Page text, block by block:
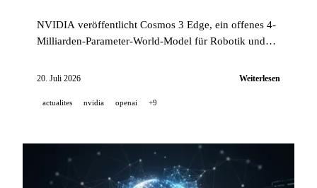
NVIDIA veröffentlicht Cosmos 3 Edge, ein offenes 4-
Milliarden-Parameter-World-Model für Robotik und
Sicherheitsrisiken von Modellen mit langem Horizont,
Verwaltung von Subagenten.
20. Juli 2026 Weiterlesen
actualites nvidia openai +9